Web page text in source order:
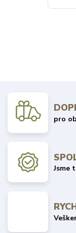
pro
Jsme